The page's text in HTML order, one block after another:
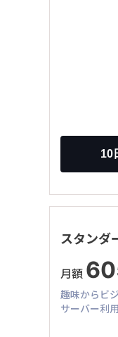
スタンダ
月額
趣味からビ
サーバー利